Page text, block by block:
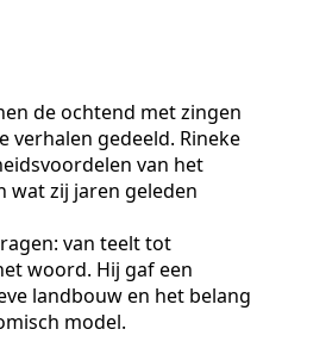
de ochtend met zingen
verhalen gedeeld. Rineke
van het
wat zij jaren geleden
van teelt tot
woord. Hij gaf een
landbouw en het belang
model.